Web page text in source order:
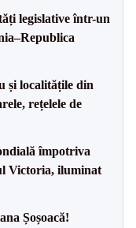
legislative într-un
și localitățile din
rețelele de
împotriva
Victoria, iluminat
Șoșoacă!